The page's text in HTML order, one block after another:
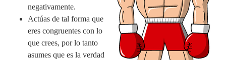
negativamente.
Actúas de tal forma que
eres congruentes con lo
que crees, por lo tanto
asumes que es la verdad